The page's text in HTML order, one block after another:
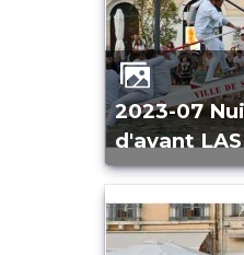
2023-07 Nuitée copains
d'avant LAS